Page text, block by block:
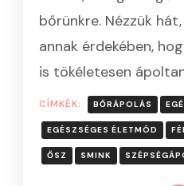
bőrünkre. Nézzük
annak érdekében,
is tökéletesen
CÍMKÉK: BŐRÁPOLÁS
EGÉSZSÉGES ÉLETMÓD
ŐSZ SMINK